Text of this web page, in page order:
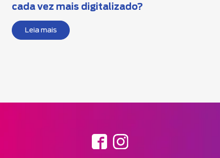
cada vez mais digitalizado?
Leia mais